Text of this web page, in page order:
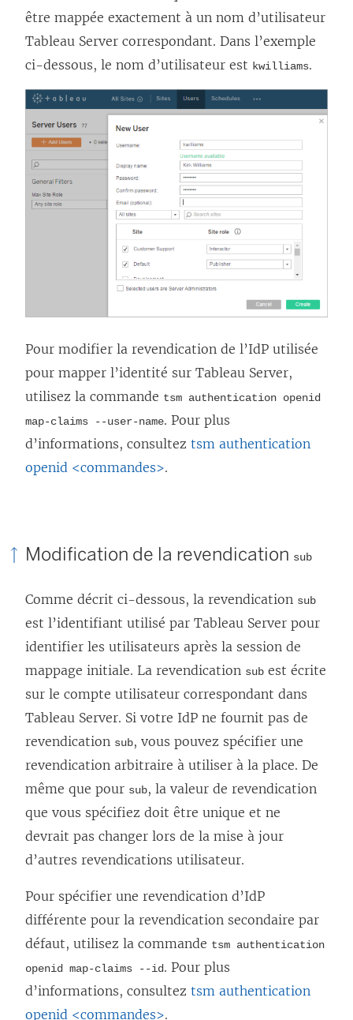
être mappée exactement à un nom d’utilisateur
Tableau Server correspondant. Dans l’exemple
ci-dessous, le nom d’utilisateur est kwilliams.
Pour modifier la revendication de l’IdP utilisée
pour mapper l’identité sur Tableau Server,
utilisez la commande tsm authentication openid
map-claims --user-name. Pour plus
d’informations, consultez tsm authentication
openid <commandes>.
Modification de la revendication sub
Comme décrit ci-dessous, la revendication sub
est l’identifiant utilisé par Tableau Server pour
identifier les utilisateurs après la session de
mappage initiale. La revendication sub est écrite
sur le compte utilisateur correspondant dans
Tableau Server. Si votre IdP ne fournit pas de
revendication sub, vous pouvez spécifier une
revendication arbitraire à utiliser à la place. De
même que pour sub, la valeur de revendication
que vous spécifiez doit être unique et ne
devrait pas changer lors de la mise à jour
d’autres revendications utilisateur.
Pour spécifier une revendication d’IdP
différente pour la revendication secondaire par
défaut, utilisez la commande tsm authentication
openid map-claims --id. Pour plus
d’informations, consultez tsm authentication
openid <commandes>.